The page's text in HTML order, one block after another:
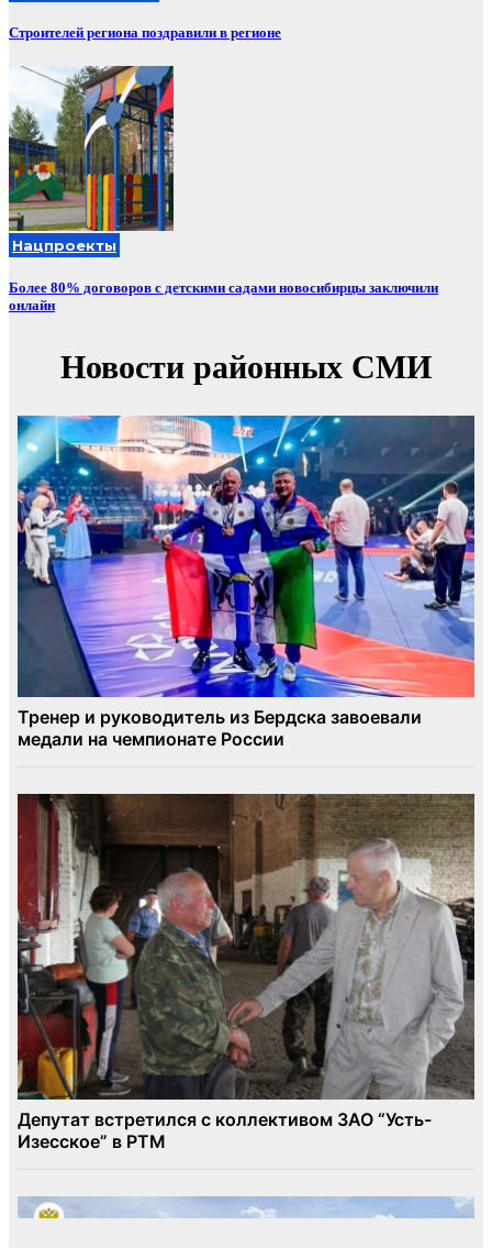
Строителей региона поздравили в регионе
Нацпроекты
Более 80% договоров с детскими садами новосибирцы заключили
онлайн